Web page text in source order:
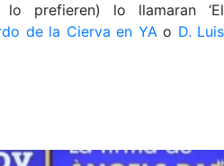
prefieren) lo llamaran ‘El
de la Cierva en YAo D. Luis